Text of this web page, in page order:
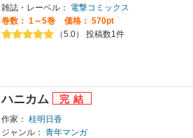
雑誌・レーベル：
電撃コミックス
巻数： 1～5巻
価格： 570pt
（5.0） 投稿数1件
ハニカム
作家： 桂明日香
ジャンル： 青年マンガ